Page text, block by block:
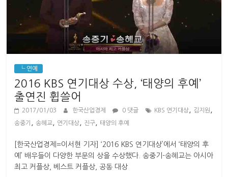
└ 연예
2016 KBS 연기대상 수상, ‘태양의 후예’
출연진 휩쓸어
2017/01/03 한국산업경제 0 댓글 KBS 연기대상 김지원
송중기 ,송혜교 연기대상 진구 태양의 후예
[한국산업경제=이서현 기자] ‘2016 KBS 연기대상’에서 ‘태양의 후
예’ 배우들이 다양한 부문의 상을 수상했다. 송중기-송혜교는 아시아
최고 커플상, 베스트 커플상, 공동 대상